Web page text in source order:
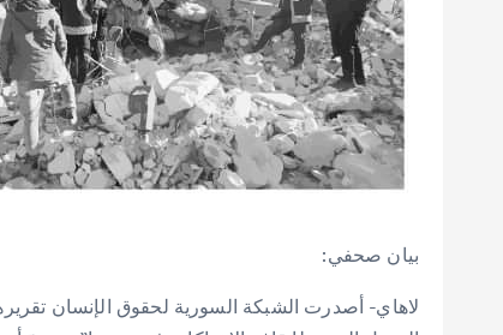
بيان صحفي: